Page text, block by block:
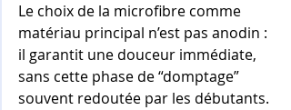
Le choix de la microfibre comme
matériau principal n’est pas anodin :
il garantit une douceur immédiate,
sans cette phase de “domptage”
souvent redoutée par les débutants.